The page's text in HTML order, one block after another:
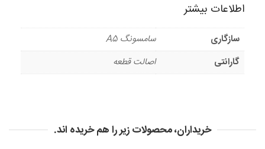
اطلاعات بیشتر
سازگاری
سامسونگ A5
گارانتی
اصالت قطعه
خریداران، محصولات زیر را هم خریده اند.